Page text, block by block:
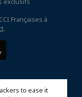
to ease it
Françaises à
.